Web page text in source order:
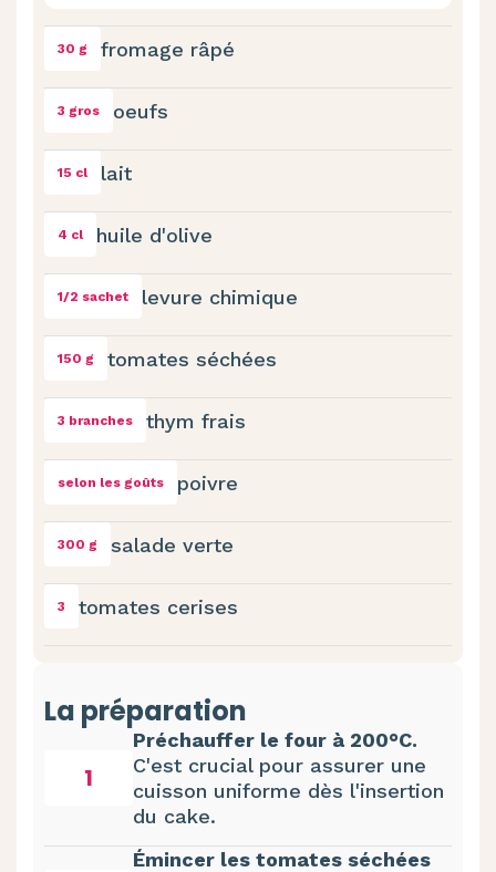
30 g fromage râpé
3 gros oeufs
15 cl lait
4 cl huile d'olive
1/2 sachet levure chimique
150 g tomates séchées
3 branches thym frais
selon les goûts poivre
300 g salade verte
3 tomates cerises
La préparation
1
Préchauffer le four à 200°C.
C'est crucial pour assurer une
cuisson uniforme dès l'insertion
du cake.
Émincer les tomates séchées